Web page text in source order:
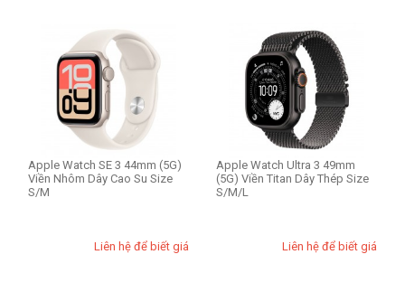
Apple Watch SE 3 44mm (5G)
Viền Nhôm Dây Cao Su Size
S/M
Liên hệ để biết giá
Apple Watch Ultra 3 49mm
(5G) Viền Titan Dây Thép Size
S/M/L
Liên hệ để biết giá